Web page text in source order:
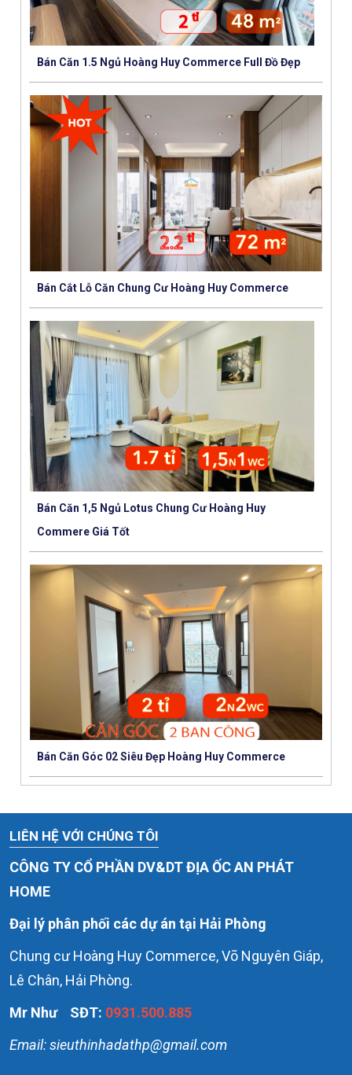
Bán Căn 1.5 Ngủ Hoàng Huy Commerce Full Đồ Đẹp
Bán Cắt Lỗ Căn Chung Cư Hoàng Huy Commerce
Bán Căn 1,5 Ngủ Lotus Chung Cư Hoàng Huy
Commere Giá Tốt
Bán Căn Góc 02 Siêu Đẹp Hoàng Huy Commerce
LIÊN HỆ VỚI CHÚNG TÔI
CÔNG TY CỔ PHẦN DV&DT ĐỊA ỐC AN PHÁT
HOME
Đại lý phân phối các dự án tại Hải Phòng
Chung cư Hoàng Huy Commerce, Võ Nguyên Giáp,
Lê Chân, Hải Phòng.
Mr Như SĐT: 0931.500.885
Email: sieuthinhadathp@gmail.com